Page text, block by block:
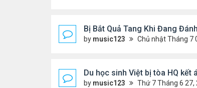
Bị Bắt Quả Tang Khi Đang
by music123 Chủ nhật Tháng 7 05, 2026
Du học sinh Việt bị tòa HQ kết
by music123 Thứ 7 Tháng 6 27, 2026